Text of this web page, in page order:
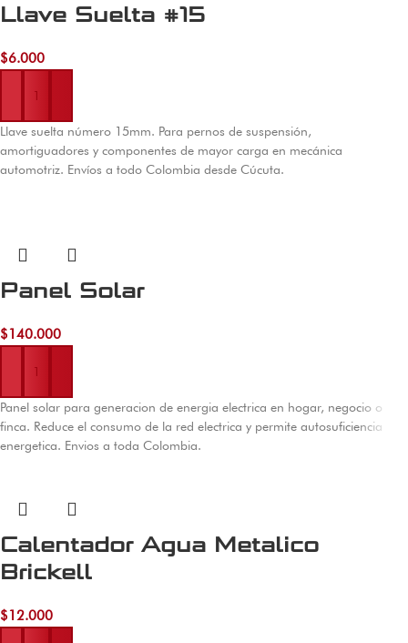
Llave Suelta #15
$6.000
Añadir al carrito
Llave suelta número 15mm. Para pernos de suspensión,
amortiguadores y componentes de mayor carga en mecánica
automotriz. Envíos a todo Colombia desde Cúcuta.
Panel Solar
$140.000
Añadir al carrito
Panel solar para generacion de energia electrica en hogar, negocio o
finca. Reduce el consumo de la red electrica y permite autosuficiencia
energetica. Envios a toda Colombia.
Calentador Agua Metalico
Brickell
$12.000
Añadir al carrito